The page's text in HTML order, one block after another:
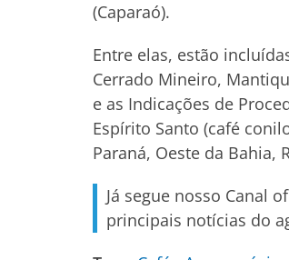
(Caparaó).
Entre elas, estão
Cerrado Mineiro,
e as Indicações de
Espírito Santo (café
Paraná, Oeste da Bahia,
Já segue nosso Canal
principais notícias do